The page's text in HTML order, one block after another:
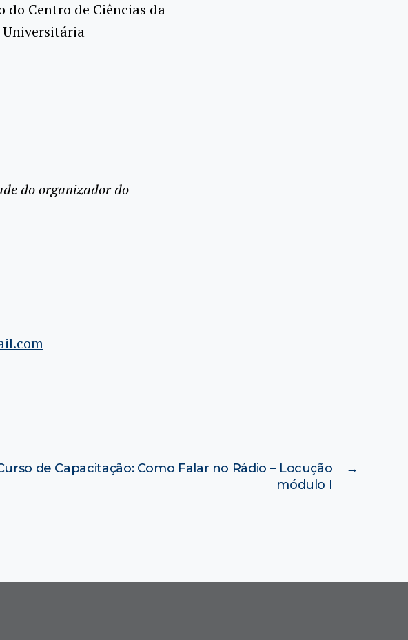
do Centro de Ciências da
Universitária
do organizador do
→
de Capacitação: Como Falar no Rádio – Locução
módulo I